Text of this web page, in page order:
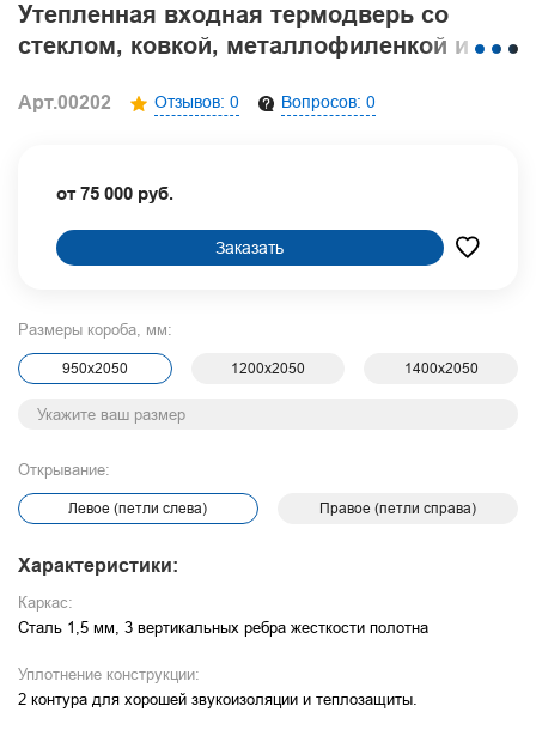
Утепленная входная термодверь со
стеклом, ковкой, металлофиленкой и
Арт.00202 Отзывов: 0 Вопросов: 0
от 75 000 руб.
Заказать
Размеры короба, мм:
950х2050 1200х2050 1400х2050
Открывание:
Левое (петли слева) Правое (петли справа)
Характеристики:
Каркас:
Сталь 1,5 мм, 3 вертикальных ребра жесткости полотна
Уплотнение конструкции:
2 контура для хорошей звукоизоляции и теплозащиты.